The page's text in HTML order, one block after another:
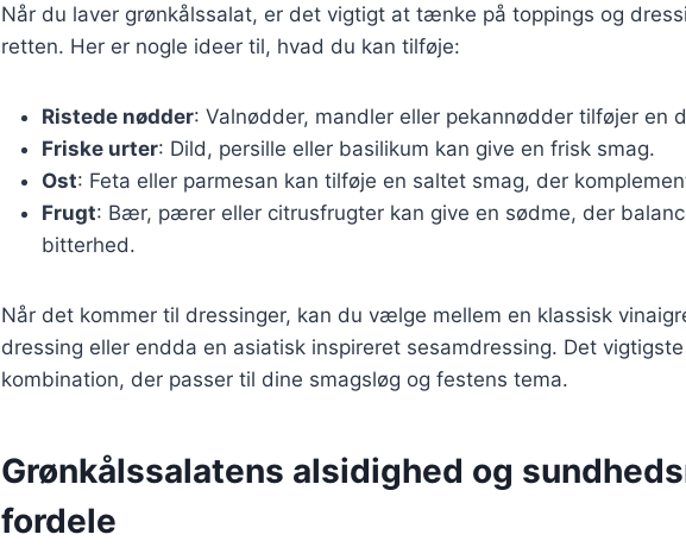
Når du laver grønkålssalat, er det vigtigt at tænke på toppings og
retten. Her er nogle ideer til, hvad du kan tilføje:
Ristede nødder: Valnødder, mandler eller pekannødder tilføjer en
Friske urter: Dild, persille eller basilikum kan give en frisk smag.
Ost: Feta eller parmesan kan tilføje en saltet smag, der
Frugt: Bær, pærer eller citrusfrugter kan give en sødme, der
bitterhed.
Når det kommer til dressinger, kan du vælge mellem en klassisk
dressing eller endda en asiatisk inspireret sesamdressing. Det
kombination, der passer til dine smagsløg og festens tema.
Grønkålssalatens alsidighed og
fordele